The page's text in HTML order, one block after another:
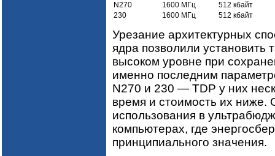
N270
1600 МГц
512 кбайт
230
1600 МГц 512 кбайт
Урезание архитектурных
ядра позволили установить
высоком уровне при
именно последним
N270 и 230 — TDP у них
время и стоимость их
использования в
компьютерах, где
принципиального значения.